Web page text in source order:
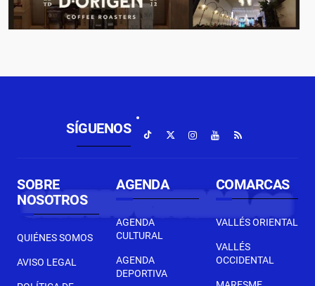
SÍGUENOS
SOBRE
NOSOTROS
QUIÉNES SOMOS
AVISO LEGAL
AGENDA
AGENDA
CULTURAL
AGENDA
DEPORTIVA
COMARCAS
VALLÉS ORIENTAL
VALLÉS
OCCIDENTAL